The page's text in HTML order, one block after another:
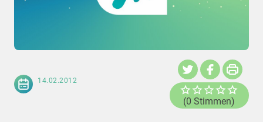
14.02.2012
(0 Stimmen)